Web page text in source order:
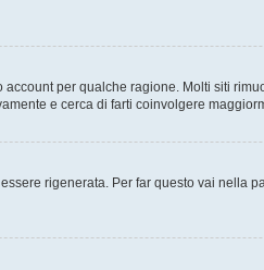
per qualche ragione. Molti siti
e cerca di farti coinvolgere
rigenerata. Per far questo vai nella